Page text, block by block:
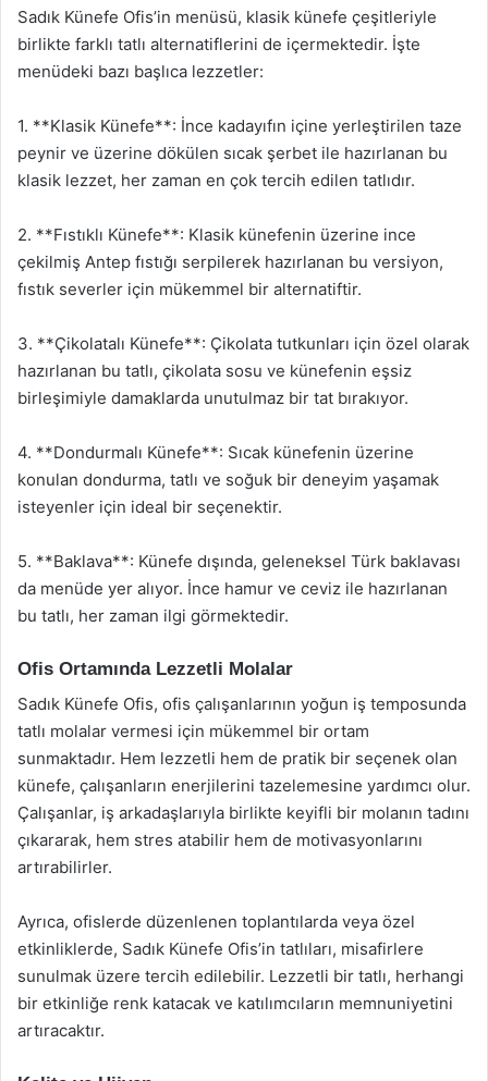
Sadık Künefe Ofis’in menüsü, klasik künefe çeşitleriyle
birlikte farklı tatlı alternatiflerini de içermektedir. İşte
menüdeki bazı başlıca lezzetler:
1. **Klasik Künefe**: İnce kadayıfın içine yerleştirilen taze
peynir ve üzerine dökülen sıcak şerbet ile hazırlanan bu
klasik lezzet, her zaman en çok tercih edilen tatlıdır.
2. **Fıstıklı Künefe**: Klasik künefenin üzerine ince
çekilmiş Antep fıstığı serpilerek hazırlanan bu versiyon,
fıstık severler için mükemmel bir alternatiftir.
3. **Çikolatalı Künefe**: Çikolata tutkunları için özel olarak
hazırlanan bu tatlı, çikolata sosu ve künefenin eşsiz
birleşimiyle damaklarda unutulmaz bir tat bırakıyor.
4. **Dondurmalı Künefe**: Sıcak künefenin üzerine
konulan dondurma, tatlı ve soğuk bir deneyim yaşamak
isteyenler için ideal bir seçenektir.
5. **Baklava**: Künefe dışında, geleneksel Türk baklavası
da menüde yer alıyor. İnce hamur ve ceviz ile hazırlanan
bu tatlı, her zaman ilgi görmektedir.
Ofis Ortamında Lezzetli Molalar
Sadık Künefe Ofis, ofis çalışanlarının yoğun iş temposunda
tatlı molalar vermesi için mükemmel bir ortam
sunmaktadır. Hem lezzetli hem de pratik bir seçenek olan
künefe, çalışanların enerjilerini tazelemesine yardımcı olur.
Çalışanlar, iş arkadaşlarıyla birlikte keyifli bir molanın tadını
çıkararak, hem stres atabilir hem de motivasyonlarını
artırabilirler.
Ayrıca, ofislerde düzenlenen toplantılarda veya özel
etkinliklerde, Sadık Künefe Ofis’in tatlıları, misafirlere
sunulmak üzere tercih edilebilir. Lezzetli bir tatlı, herhangi
bir etkinliğe renk katacak ve katılımcıların memnuniyetini
artıracaktır.